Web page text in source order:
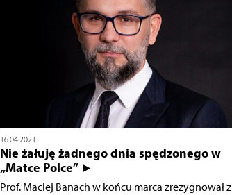
16.04.2021
Nie żałuję żadnego dnia spędzonego w
„Matce Polce” ►
Prof. Maciej Banach w końcu marca zrezygnował z